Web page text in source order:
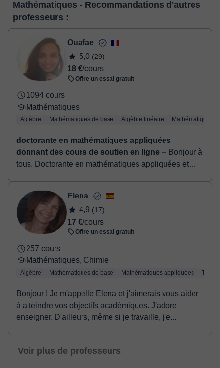
traitement de texte en ligne collaboratif.Voir la classe virtuelle
paiement grâce à notre service de paiement virtuel. Vous avez
deux options:
- carte de débit / crédit
Une fois le paiement réglé, nous vous enverrons un e-mail pour
confirmer la réservation.
Mathématiques - Recommandations d'autres
professeurs :
Ouafae
5,0 (29)
18 €/cours
Offre un essai gratuit
1094 cours
Mathématiques
Algèbre Mathématiques de base Algèbre linéaire Mathématiques
doctorante en mathématiques appliquées
donnant des cours de soutien en ligne ⏤ Bonjour à
tous. Doctorante en mathématiques appliquées et
Elena
4,9 (17)
17 €/cours
Offre un essai gratuit
257 cours
Mathématiques, Chimie
Algèbre Mathématiques de base Mathématiques appliquées
Bonjour ! Je m'appelle Elena et j'aimerais vous aider
à atteindre vos objectifs académiques. J'adore
enseigner. D'ailleurs, même si je travaille, j'e...
Voir plus de professeurs